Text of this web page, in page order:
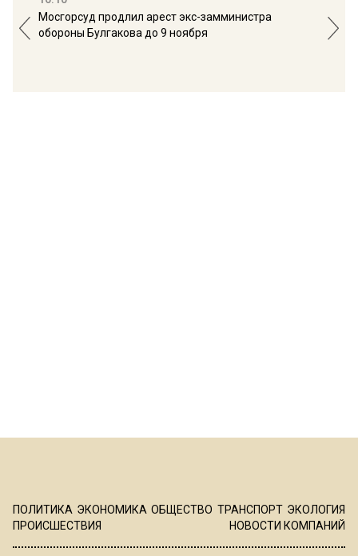
Мосгорсуд продлил арест экс-замминистра
обороны Булгакова до 9 ноября
ПОЛИТИКА ЭКОНОМИКА ОБЩЕСТВО ТРАНСПОРТ ЭКОЛОГИЯ
ПРОИСШЕСТВИЯ
НОВОСТИ КОМПАНИЙ